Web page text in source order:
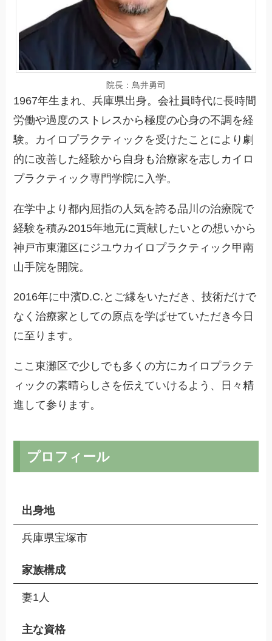
院長：鳥井勇司
1967年生まれ、兵庫県出身。会社員時代に長時間
労働や過度のストレスから極度の心身の不調を経
験。カイロプラクティックを受けたことにより劇
的に改善した経験から自身も治療家を志しカイロ
プラクティック専門学院に入学。
在学中より都内屈指の人気を誇る品川の治療院で
経験を積み2015年地元に貢献したいとの想いから
神戸市東灘区にジユウカイロプラクティック甲南
山手院を開院。
2016年に中濱D.C.とご縁をいただき、技術だけで
なく治療家としての原点を学ばせていただき今日
に至ります。
ここ東灘区で少しでも多くの方にカイロプラクテ
ィックの素晴らしさを伝えていけるよう、日々精
進して参ります。
プロフィール
出身地
兵庫県宝塚市
家族構成
妻1人
主な資格